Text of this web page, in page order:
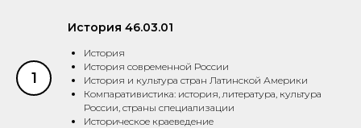
1
История 46.03.01
История
История современной России
История и культура стран Латинской Америки
Компаративистика: история, литература, культура
России, страны специализации
Историческое краеведение